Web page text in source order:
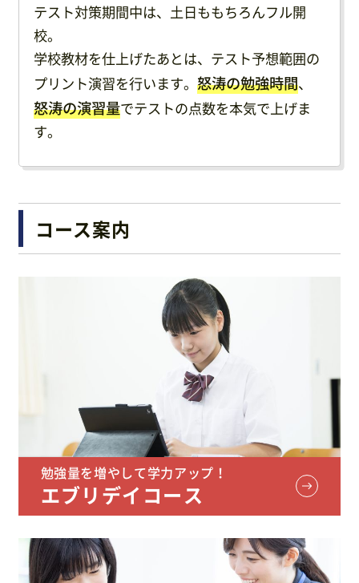
テスト対策期間中は、土日ももちろんフル開
校。
学校教材を仕上げたあとは、テスト予想範囲の
プリント演習を行います。怒涛の勉強時間、
怒涛の演習量でテストの点数を本気で上げま
す。
コース案内
勉強量を増やして学力アップ！
エブリデイコース